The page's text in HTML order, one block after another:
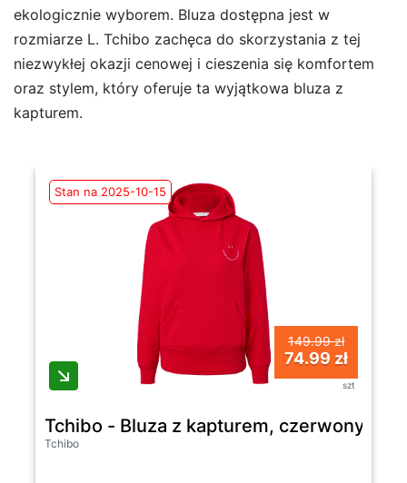
ekologicznie wyborem. Bluza dostępna jest w
rozmiarze L. Tchibo zachęca do skorzystania z tej
niezwykłej okazji cenowej i cieszenia się komfortem
oraz stylem, który oferuje ta wyjątkowa bluza z
kapturem.
Stan na 2025-10-15
149.99 zł
74.99 zł
szt
Tchibo - Bluza z kapturem, czerwony
Tchibo